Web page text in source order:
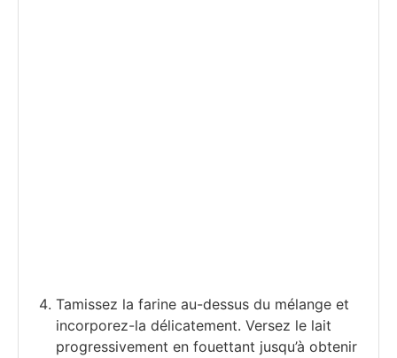
Tamissez la farine au-dessus du mélange et
incorporez-la délicatement. Versez le lait
progressivement en fouettant jusqu’à obtenir